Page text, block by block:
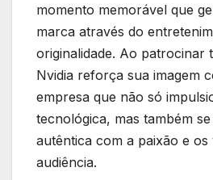
momento memorável que
marca através do
originalidade. Ao patrocinar
Nvidia reforça sua imagem
empresa que não só
tecnológica, mas também
autêntica com a paixão e os
audiência.